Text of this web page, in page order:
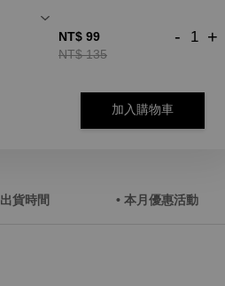
NT$ 99
NT$ 135
- +
加入購物車
出貨時間 • 本月優惠活動